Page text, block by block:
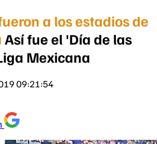
a los estadios de
Así fue el 'Día de las
Mexicana
09:21:54